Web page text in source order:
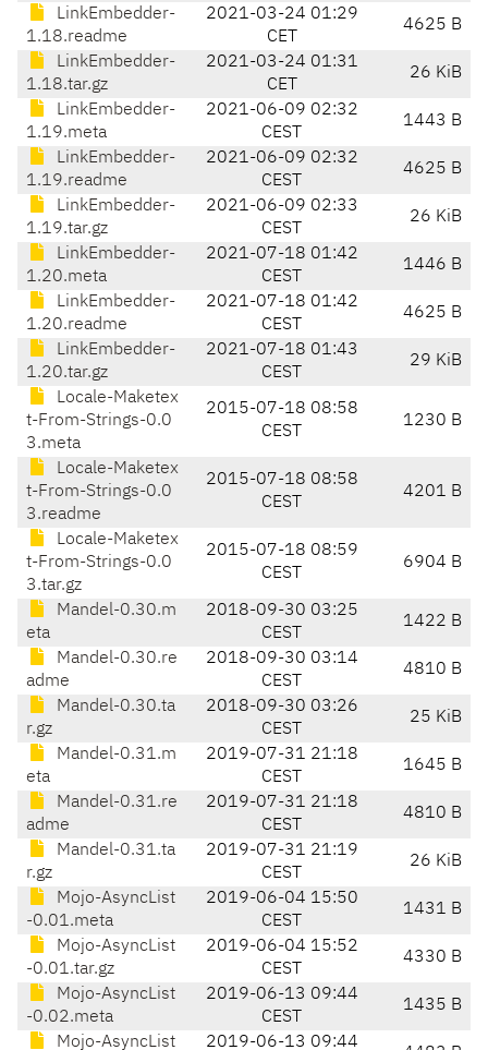
LinkEmbedder-
1.18.readme
2021-03-24 01:29
CET
4625 B
LinkEmbedder-
1.18.tar.gz
2021-03-24 01:31
CET
26 KiB
LinkEmbedder-
1.19.meta
2021-06-09 02:32
CEST
1443 B
LinkEmbedder-
1.19.readme
2021-06-09 02:32
CEST
4625 B
LinkEmbedder-
1.19.tar.gz
2021-06-09 02:33
CEST
26 KiB
LinkEmbedder-
1.20.meta
2021-07-18 01:42
CEST
1446 B
LinkEmbedder-
1.20.readme
2021-07-18 01:42
CEST
4625 B
LinkEmbedder-
1.20.tar.gz
2021-07-18 01:43
CEST
29 KiB
Locale-Maketex
t-From-Strings-0.0
3.meta
2015-07-18 08:58
CEST
1230 B
Locale-Maketex
t-From-Strings-0.0
3.readme
2015-07-18 08:58
CEST
4201 B
Locale-Maketex
t-From-Strings-0.0
3.tar.gz
2015-07-18 08:59
CEST
6904 B
Mandel-0.30.m
eta
2018-09-30 03:25
CEST
1422 B
Mandel-0.30.re
adme
2018-09-30 03:14
CEST
4810 B
Mandel-0.30.ta
r.gz
2018-09-30 03:26
CEST
25 KiB
Mandel-0.31.m
eta
2019-07-31 21:18
CEST
1645 B
Mandel-0.31.re
adme
2019-07-31 21:18
CEST
4810 B
Mandel-0.31.ta
r.gz
2019-07-31 21:19
CEST
26 KiB
Mojo-AsyncList
-0.01.meta
2019-06-04 15:50
CEST
1431 B
Mojo-AsyncList
-0.01.tar.gz
2019-06-04 15:52
CEST
4330 B
Mojo-AsyncList
-0.02.meta
2019-06-13 09:44
CEST
1435 B
Mojo-AsyncList 2019-06-13 09:44